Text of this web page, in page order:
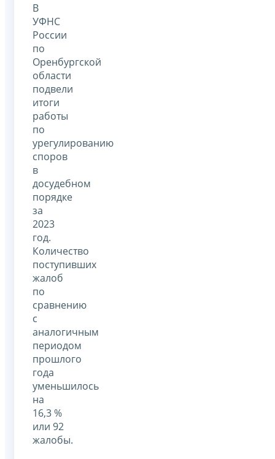
В
УФНС
России
по
Оренбургской
области
подвели
итоги
работы
по
урегулированию
споров
в
досудебном
порядке
за
2023
год.
Количество
поступивших
жалоб
по
сравнению
с
аналогичным
периодом
прошлого
года
уменьшилось
на
16,3 %
или 92
жалобы.